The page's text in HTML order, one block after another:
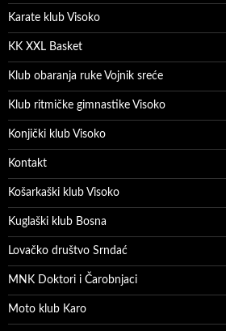
Karate klub Visoko
KK XXL Basket
Klub obaranja ruke Vojnik sreće
Klub ritmičke gimnastike Visoko
Konjički klub Visoko
Kontakt
Košarkaški klub Visoko
Kuglaški klub Bosna
Lovačko društvo Srndać
MNK Doktori i Čarobnjaci
Moto klub Karo